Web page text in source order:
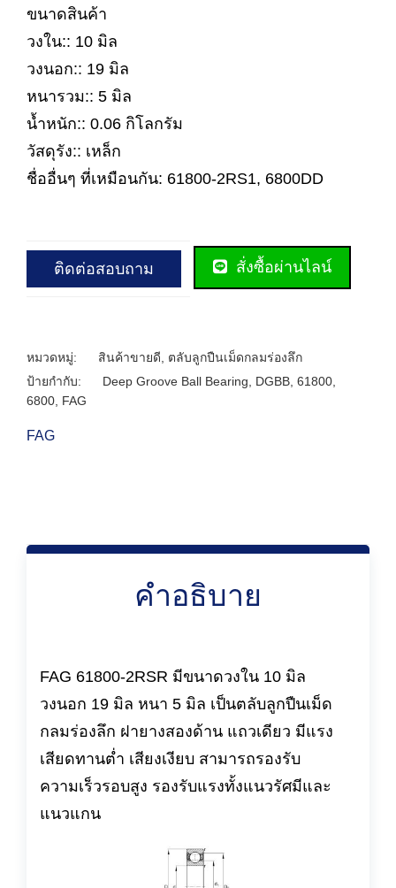
ขนาดสินค้า
วงใน:: 10 มิล
วงนอก:: 19 มิล
หนารวม:: 5 มิล
น้ำหนัก:: 0.06 กิโลกรัม
วัสดุรัง:: เหล็ก
ชื่ออื่นๆ ที่เหมือนกัน: 61800-2RS1, 6800DD
ติดต่อสอบถาม สั่งซื้อผ่านไลน์
หมวดหมู่: สินค้าขายดี
ตลับลูกปืนเม็ดกลมร่องลึก
ป้ายกำกับ:
Deep Groove Ball Bearing DGBB 61800
6800 FAG
FAG
คำอธิบาย
FAG 61800-2RSR มีขนาดวงใน 10 มิล
วงนอก 19 มิล หนา 5 มิล เป็นตลับลูกปืนเม็ด
กลมร่องลึก ฝายางสองด้าน แถวเดียว มีแรง
เสียดทานต่ำ เสียงเงียบ สามารถรองรับ
ความเร็วรอบสูง รองรับแรงทั้งแนวรัศมีและ
แนวแกน